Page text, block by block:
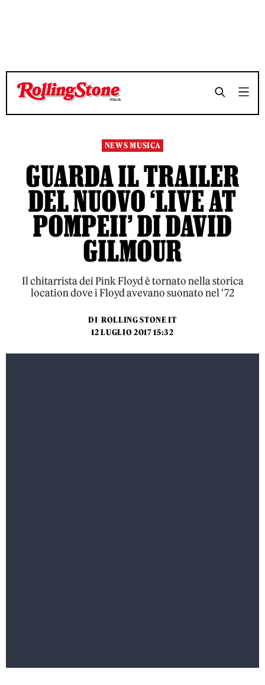
TEMPO DI LETTURA 3 MINUTI SHARE
TEMPO DI LETTURA 3 MINUTI SHARE
NEWS MUSICA
GUARDA IL TRAILER
DEL NUOVO ‘LIVE AT
POMPEII’ DI DAVID
GILMOUR
Il chitarrista dei Pink Floyd è tornato nella storica
location dove i Floyd avevano suonato nel '72
DI ROLLING STONE IT
12 LUGLIO 2017 15:32